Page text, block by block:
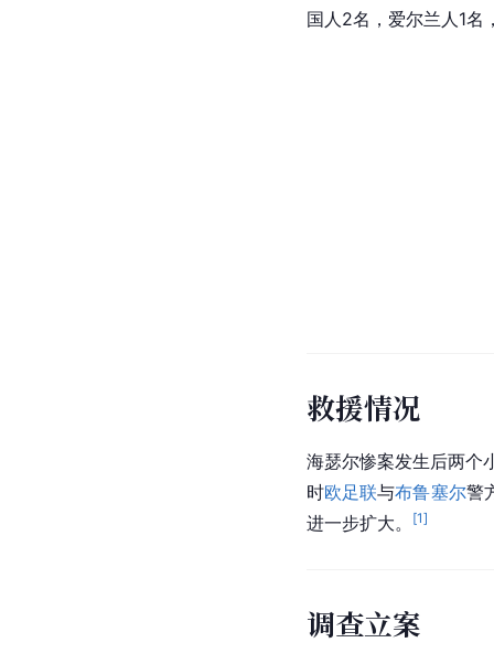
国人2名，爱尔兰人1
救援情况
海瑟尔惨案发生后两个
时欧足联与布鲁塞尔警
进一步扩大。
[1]
调查立案